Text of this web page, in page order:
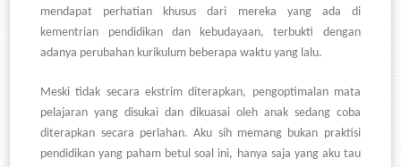
mendapat perhatian khusus dari mereka yang ada di
kementrian pendidikan dan kebudayaan, terbukti dengan
adanya perubahan kurikulum beberapa waktu yang lalu.
Meski tidak secara ekstrim diterapkan, pengoptimalan mata
pelajaran yang disukai dan dikuasai oleh anak sedang coba
diterapkan secara perlahan. Aku sih memang bukan praktisi
pendidikan yang paham betul soal ini, hanya saja yang aku tau